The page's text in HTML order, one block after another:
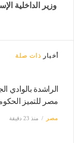
أخبار ذات صلة
الراشدة بالوادي
مصر للتميز
مصر منذ 23 دقيقة